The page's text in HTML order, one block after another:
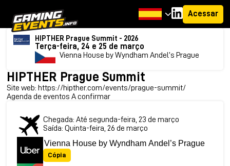
Acessar
HIPTHER Prague Summit - 2026
Terça-feira, 24 e 25 de março
Vienna House by Wyndham Andel’s Prague
HIPTHER Prague Summit
Site web: https://hipther.com/events/prague-summit/
Agenda de eventos A confirmar
Chegada: Até segunda-feira, 23 de março
Saída: Quinta-feira, 26 de março
Cópia